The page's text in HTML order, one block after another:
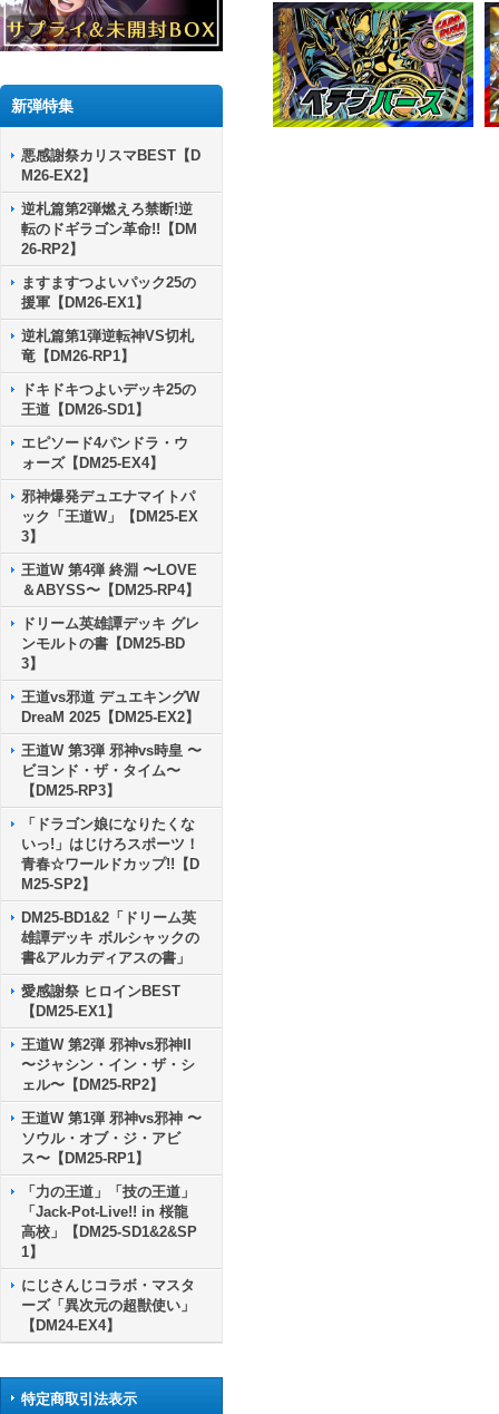
新弾特集
悪感謝祭カリスマBEST【D
M26-EX2】
逆札篇第2弾燃えろ禁断!逆
転のドギラゴン革命!!【DM
26-RP2】
ますますつよいパック25の
援軍【DM26-EX1】
逆札篇第1弾逆転神VS切札
竜【DM26-RP1】
ドキドキつよいデッキ25の
王道【DM26-SD1】
エピソード4パンドラ・ウ
ォーズ【DM25-EX4】
邪神爆発デュエナマイトパ
ック「王道W」【DM25-EX
3】
王道W 第4弾 終淵 〜LOVE
＆ABYSS〜【DM25-RP4】
ドリーム英雄譚デッキ グレ
ンモルトの書【DM25-BD
3】
王道vs邪道 デュエキングW
DreaM 2025【DM25-EX2】
王道W 第3弾 邪神vs時皇 〜
ビヨンド・ザ・タイム〜
【DM25-RP3】
「ドラゴン娘になりたくな
いっ!」はじけろスポーツ！
青春☆ワールドカップ!!【D
M25-SP2】
DM25-BD1&2「ドリーム英
雄譚デッキ ボルシャックの
書&アルカディアスの書」
愛感謝祭 ヒロインBEST
【DM25-EX1】
王道W 第2弾 邪神vs邪神II
〜ジャシン・イン・ザ・シ
ェル〜【DM25-RP2】
王道W 第1弾 邪神vs邪神 〜
ソウル・オブ・ジ・アビ
ス〜【DM25-RP1】
「力の王道」「技の王道」
「Jack-Pot-Live!! in 桜龍
高校」【DM25-SD1&2&SP
1】
にじさんじコラボ・マスタ
ーズ「異次元の超獣使い」
【DM24-EX4】
特定商取引法表示